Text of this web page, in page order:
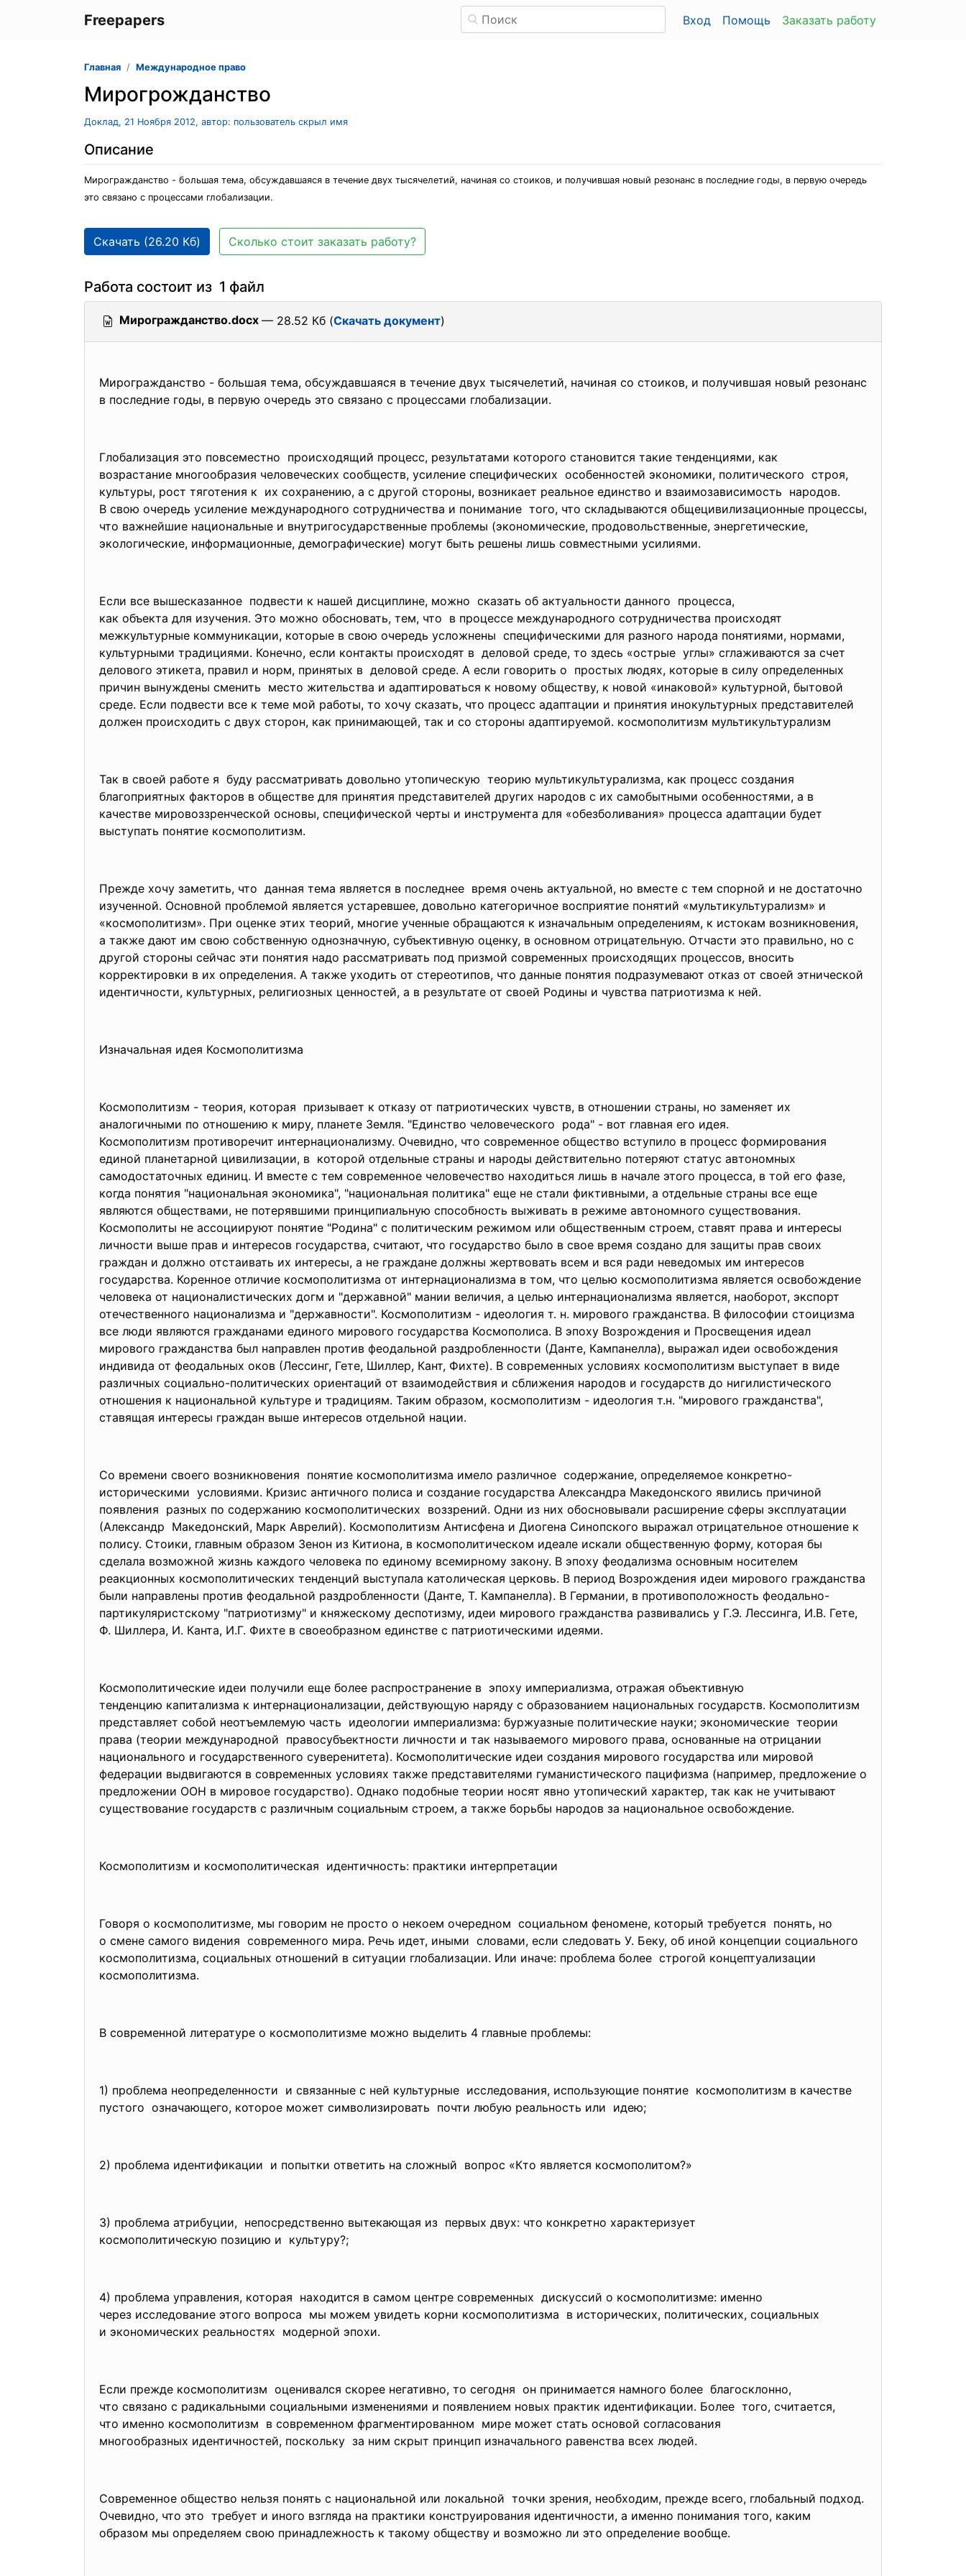
Freepapers Вход Помощь Заказать работу
Главная Международное право
Мирогрожданство
Доклад, 21 Ноября 2012, автор: пользователь скрыл имя
Описание
Мирогражданство - большая тема, обсуждавшаяся в течение двух тысячелетий, начиная со стоиков, и получившая новый резонанс в последние годы, в первую очередь
это связано с процессами глобализации.
Скачать (26.20 Кб) Сколько стоит заказать работу?
Работа состоит из 1 файл
Мирогражданство.docx — 28.52 Кб (Скачать документ)
Мирогражданство - большая тема, обсуждавшаяся в течение двух тысячелетий, начиная со стоиков, и получившая новый резонанс
в последние годы, в первую очередь это связано с процессами глобализации.
Глобализация это повсеместно происходящий процесс, результатами которого становится такие тенденциями, как
возрастание многообразия человеческих сообществ, усиление специфических особенностей экономики, политического строя,
культуры, рост тяготения к их сохранению, а с другой стороны, возникает реальное единство и взаимозависимость народов.
В свою очередь усиление международного сотрудничества и понимание того, что складываются общецивилизационные процессы,
что важнейшие национальные и внутригосударственные проблемы (экономические, продовольственные, энергетические,
экологические, информационные, демографические) могут быть решены лишь совместными усилиями.
Если все вышесказанное подвести к нашей дисциплине, можно сказать об актуальности данного процесса,
как объекта для изучения. Это можно обосновать, тем, что в процессе международного сотрудничества происходят
межкультурные коммуникации, которые в свою очередь усложнены специфическими для разного народа понятиями, нормами,
культурными традициями. Конечно, если контакты происходят в деловой среде, то здесь «острые углы» сглаживаются за счет
делового этикета, правил и норм, принятых в деловой среде. А если говорить о простых людях, которые в силу определенных
причин вынуждены сменить место жительства и адаптироваться к новому обществу, к новой «инаковой» культурной, бытовой
среде. Если подвести все к теме мой работы, то хочу сказать, что процесс адаптации и принятия инокультурных представителей
должен происходить с двух сторон, как принимающей, так и со стороны адаптируемой. космополитизм мультикультурализм
Так в своей работе я буду рассматривать довольно утопическую теорию мультикультурализма, как процесс создания
благоприятных факторов в обществе для принятия представителей других народов с их самобытными особенностями, а в
качестве мировоззренческой основы, специфической черты и инструмента для «обезболивания» процесса адаптации будет
выступать понятие космополитизм.
Прежде хочу заметить, что данная тема является в последнее время очень актуальной, но вместе с тем спорной и не достаточно
изученной. Основной проблемой является устаревшее, довольно категоричное восприятие понятий «мультикультурализм» и
«космополитизм». При оценке этих теорий, многие ученные обращаются к изначальным определениям, к истокам возникновения,
а также дают им свою собственную однозначную, субъективную оценку, в основном отрицательную. Отчасти это правильно, но с
другой стороны сейчас эти понятия надо рассматривать под призмой современных происходящих процессов, вносить
корректировки в их определения. А также уходить от стереотипов, что данные понятия подразумевают отказ от своей этнической
идентичности, культурных, религиозных ценностей, а в результате от своей Родины и чувства патриотизма к ней.
Изначальная идея Космополитизма
Космополитизм - теория, которая призывает к отказу от патриотических чувств, в отношении страны, но заменяет их
аналогичными по отношению к миру, планете Земля. "Единство человеческого рода" - вот главная его идея.
Космополитизм противоречит интернационализму. Очевидно, что современное общество вступило в процесс формирования
единой планетарной цивилизации, в которой отдельные страны и народы действительно потеряют статус автономных
самодостаточных единиц. И вместе с тем современное человечество находиться лишь в начале этого процесса, в той его фазе,
когда понятия "национальная экономика", "национальная политика" еще не стали фиктивными, а отдельные страны все еще
являются обществами, не потерявшими принципиальную способность выживать в режиме автономного существования.
Космополиты не ассоциируют понятие "Родина" с политическим режимом или общественным строем, ставят права и интересы
личности выше прав и интересов государства, считают, что государство было в свое время создано для защиты прав своих
граждан и должно отстаивать их интересы, а не граждане должны жертвовать всем и вся ради неведомых им интересов
государства. Коренное отличие космополитизма от интернационализма в том, что целью космополитизма является освобождение
человека от националистических догм и "державной" мании величия, а целью интернационализма является, наоборот, экспорт
отечественного национализма и "державности". Космополитизм - идеология т. н. мирового гражданства. В философии стоицизма
все люди являются гражданами единого мирового государства Космополиса. В эпоху Возрождения и Просвещения идеал
мирового гражданства был направлен против феодальной раздробленности (Данте, Кампанелла), выражал идеи освобождения
индивида от феодальных оков (Лессинг, Гете, Шиллер, Кант, Фихте). В современных условиях космополитизм выступает в виде
различных социально-политических ориентаций от взаимодействия и сближения народов и государств до нигилистического
отношения к национальной культуре и традициям. Таким образом, космополитизм - идеология т.н. "мирового гражданства",
ставящая интересы граждан выше интересов отдельной нации.
Со времени своего возникновения понятие космополитизма имело различное содержание, определяемое конкретно-
историческими условиями. Кризис античного полиса и создание государства Александра Македонского явились причиной
появления разных по содержанию космополитических воззрений. Одни из них обосновывали расширение сферы эксплуатации
(Александр Македонский, Марк Аврелий). Космополитизм Антисфена и Диогена Синопского выражал отрицательное отношение к
полису. Стоики, главным образом Зенон из Китиона, в космополитическом идеале искали общественную форму, которая бы
сделала возможной жизнь каждого человека по единому всемирному закону. В эпоху феодализма основным носителем
реакционных космополитических тенденций выступала католическая церковь. В период Возрождения идеи мирового гражданства
были направлены против феодальной раздробленности (Данте, Т. Кампанелла). В Германии, в противоположность феодально-
партикуляристскому "патриотизму" и княжескому деспотизму, идеи мирового гражданства развивались у Г.Э. Лессинга, И.В. Гете,
Ф. Шиллера, И. Канта, И.Г. Фихте в своеобразном единстве с патриотическими идеями.
Космополитические идеи получили еще более распространение в эпоху империализма, отражая объективную
тенденцию капитализма к интернационализации, действующую наряду с образованием национальных государств. Космополитизм
представляет собой неотъемлемую часть идеологии империализма: буржуазные политические науки; экономические теории
права (теории международной правосубъектности личности и так называемого мирового права, основанные на отрицании
национального и государственного суверенитета). Космополитические идеи создания мирового государства или мировой
федерации выдвигаются в современных условиях также представителями гуманистического пацифизма (например, предложение о
предложении ООН в мировое государство). Однако подобные теории носят явно утопический характер, так как не учитывают
существование государств с различным социальным строем, а также борьбы народов за национальное освобождение.
Космополитизм и космополитическая идентичность: практики интерпретации
Говоря о космополитизме, мы говорим не просто о некоем очередном социальном феномене, который требуется понять, но
о смене самого видения современного мира. Речь идет, иными словами, если следовать У. Беку, об иной концепции социального
космополитизма, социальных отношений в ситуации глобализации. Или иначе: проблема более строгой концептуализации
космополитизма.
В современной литературе о космополитизме можно выделить 4 главные проблемы:
1) проблема неопределенности и связанные с ней культурные исследования, использующие понятие космополитизм в качестве
пустого означающего, которое может символизировать почти любую реальность или идею;
2) проблема идентификации и попытки ответить на сложный вопрос «Кто является космополитом?»
3) проблема атрибуции, непосредственно вытекающая из первых двух: что конкретно характеризует
космополитическую позицию и культуру?;
4) проблема управления, которая находится в самом центре современных дискуссий о космополитизме: именно
через исследование этого вопроса мы можем увидеть корни космополитизма в исторических, политических, социальных
и экономических реальностях модерной эпохи.
Если прежде космополитизм оценивался скорее негативно, то сегодня он принимается намного более благосклонно,
что связано с радикальными социальными изменениями и появлением новых практик идентификации. Более того, считается,
что именно космополитизм в современном фрагментированном мире может стать основой согласования
многообразных идентичностей, поскольку за ним скрыт принцип изначального равенства всех людей.
Современное общество нельзя понять с национальной или локальной точки зрения, необходим, прежде всего, глобальный подход.
Очевидно, что это требует и иного взгляда на практики конструирования идентичности, а именно понимания того, каким
образом мы определяем свою принадлежность к такому обществу и возможно ли это определение вообще.